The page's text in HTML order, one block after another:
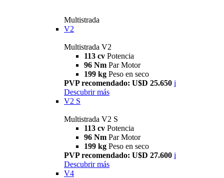
Multistrada
V2
Multistrada V2
113 cv Potencia
96 Nm Par Motor
199 kg Peso en seco
PVP recomendado: U$D 25.650 i
Descubrir más
V2 S
Multistrada V2 S
113 cv Potencia
96 Nm Par Motor
199 kg Peso en seco
PVP recomendado: U$D 27.600 i
Descubrir más
V4